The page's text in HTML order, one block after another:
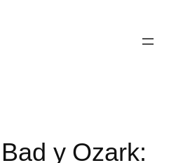
y Ozark: